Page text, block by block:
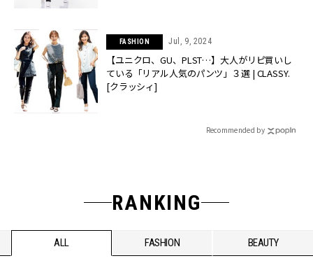
FASHION Jul, 9, 2024
【ユニクロ、GU、PLST…】大人がリピ買いし
ている「リアル人気のパンツ」３選 | CLASSY.
[クラッシィ]
Recommended by
RANKING
ALL FASHION BEAUTY